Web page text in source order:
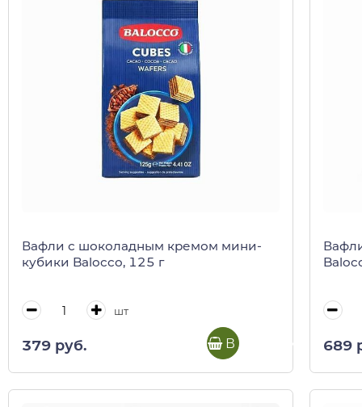
Вафли с шоколадным кремом мини-
кубики Balocco, 125 г
шт
379 руб. В корзину 689